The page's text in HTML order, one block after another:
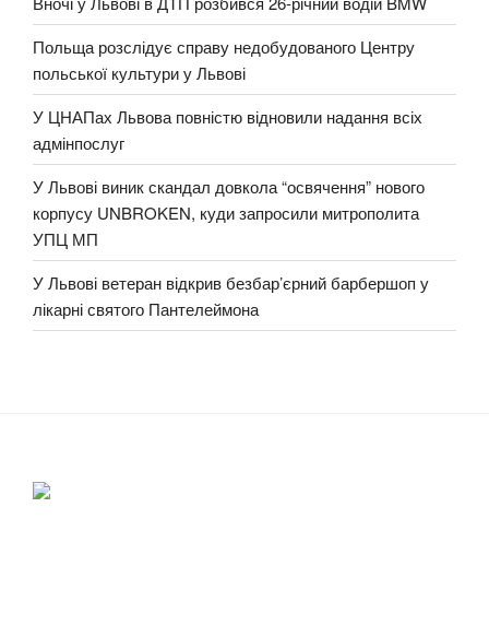
Польща розслідує справу недобудованого Центру
польської культури у Львові
У ЦНАПах Львова повністю відновили надання всіх
адмінпослуг
У Львові виник скандал довкола “освячення” нового
корпусу UNBROKEN, куди запросили митрополита
УПЦ МП
У Львові ветеран відкрив безбар’єрний барбершоп у
лікарні святого Пантелеймона